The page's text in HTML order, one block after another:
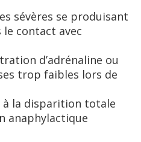
sévères se produisant
contact avec
d’adrénaline ou
trop faibles lors de
à la disparition totale
anaphylactique